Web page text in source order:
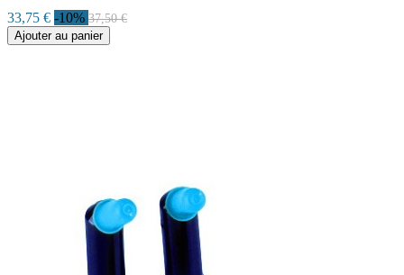
33,75 € -10% 37,50 €
Ajouter au panier